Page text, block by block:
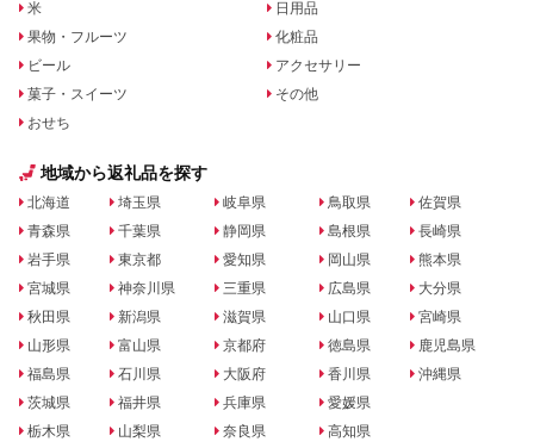
米
果物・フルーツ
ビール
菓子・スイーツ
おせち
日用品
化粧品
アクセサリー
その他
地域から返礼品を探す
北海道
青森県
岩手県
宮城県
秋田県
山形県
福島県
茨城県
栃木県
埼玉県
千葉県
東京都
神奈川県
新潟県
富山県
石川県
福井県
山梨県
岐阜県
静岡県
愛知県
三重県
滋賀県
京都府
大阪府
兵庫県
奈良県
鳥取県
島根県
岡山県
広島県
山口県
徳島県
香川県
愛媛県
高知県
佐賀県
長崎県
熊本県
大分県
宮崎県
鹿児島県
沖縄県